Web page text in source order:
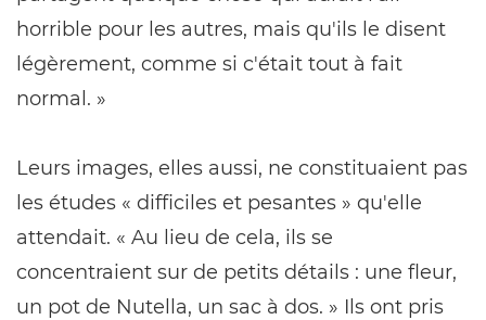
horrible pour les autres, mais qu'ils le disent
légèrement, comme si c'était tout à fait
normal. »
Leurs images, elles aussi, ne constituaient pas
les études « difficiles et pesantes » qu'elle
attendait. « Au lieu de cela, ils se
concentraient sur de petits détails : une fleur,
un pot de Nutella, un sac à dos. » Ils ont pris